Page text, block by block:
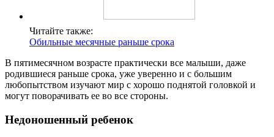
Читайте также:
Обильные месячные раньше срока
В пятимесячном возрасте практически все малыши, даже
родившиеся раньше срока, уже уверенно и с большим
любопытством изучают мир с хорошо поднятой головкой и
могут поворачивать ее во все стороны.
Недоношенный ребенок